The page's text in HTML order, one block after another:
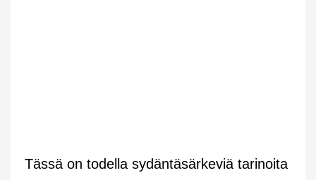
Tässä on todella sydäntäsärkeviä tarinoita